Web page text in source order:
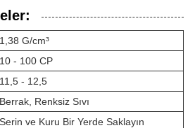
1,38 G/cm³
10 - 100 CP
11,5 - 12,5
Berrak, Renksiz Sıvı
Serin ve Kuru Bir Yerde Saklayın